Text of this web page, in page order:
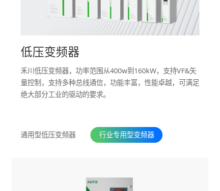
低压变频器
禾川低压变频器，功率范围从400w到160kW，支持VF&矢
量控制，支持多种总线通信，功能丰富，性能卓越，可满足
绝大部分工业的驱动的要求。
通用型低压变频器 行业专用型变频器